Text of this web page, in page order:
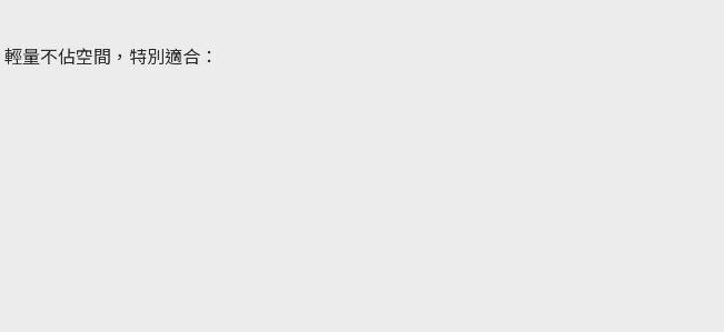
量不佔空間，特別適合：